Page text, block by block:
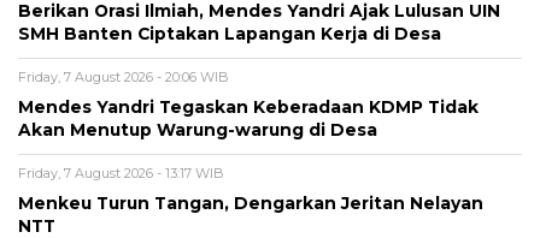
Berikan Orasi Ilmiah, Mendes Yandri Ajak Lulusan UIN
SMH Banten Ciptakan Lapangan Kerja di Desa
Friday, 7 August 2026 - 20:06 WIB
Mendes Yandri Tegaskan Keberadaan KDMP Tidak
Akan Menutup Warung-warung di Desa
Friday, 7 August 2026 - 13:17 WIB
Menkeu Turun Tangan, Dengarkan Jeritan Nelayan
NTT